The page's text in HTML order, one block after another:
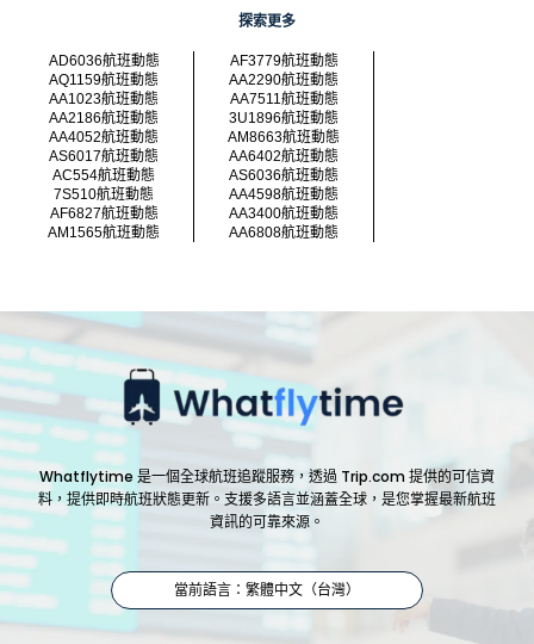
探索更多
AD6036航班動態
AF3779航班動態
AQ1159航班動態
AA2290航班動態
AA1023航班動態
AA7511航班動態
AA2186航班動態
3U1896航班動態
AA4052航班動態
AM8663航班動態
AS6017航班動態
AA6402航班動態
AC554航班動態
AS6036航班動態
7S510航班動態
AA4598航班動態
AF6827航班動態
AA3400航班動態
AM1565航班動態
AA6808航班動態
Whatflytime 是一個全球航班追蹤服務，透過 Trip.com 提供的可信資
料，提供即時航班狀態更新。支援多語言並涵蓋全球，是您掌握最新航班
資訊的可靠來源。
當前語言：繁體中文（台灣）